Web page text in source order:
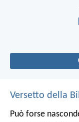
Versetto della
Può forse